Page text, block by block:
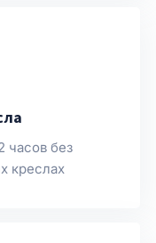
часов без
креслах